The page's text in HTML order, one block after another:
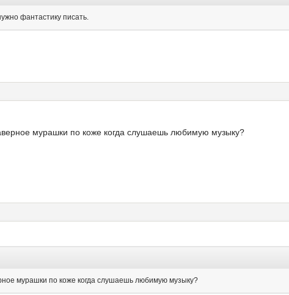
фантастику писать.
мурашки по коже когда слушаешь любимую музыку?
мурашки по коже когда слушаешь любимую музыку?